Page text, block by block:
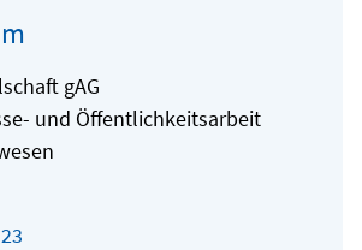
gAG
und Öffentlichkeitsarbeit